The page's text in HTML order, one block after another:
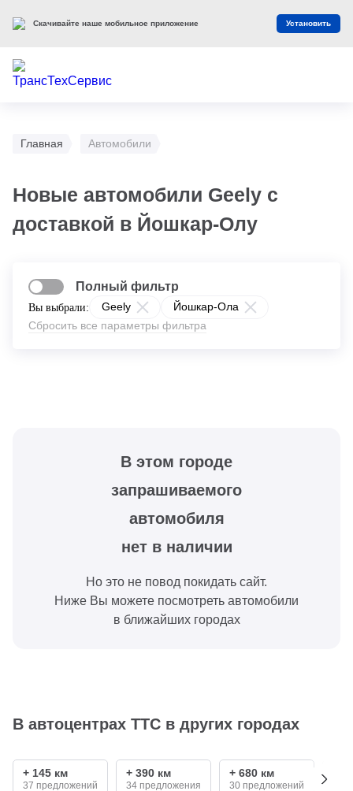
Главная Автомобили
Новые автомобили Geely с
доставкой в Йошкар-Олу
Вы выбрали: Geely
Йошкар-Ола
Сбросить все параметры фильтра
Полный фильтр
В этом городе
запрашиваемого
автомобиля
нет в наличии
Но это не повод покидать сайт.
Ниже Вы можете посмотреть автомобили
в ближайших городах
В автоцентрах ТТС в других городах
+ 145 км
37 предложений
+ 390 км
34 предложения
+ 680 км
30 предложений
Скачивайте наше мобильное приложение Установить